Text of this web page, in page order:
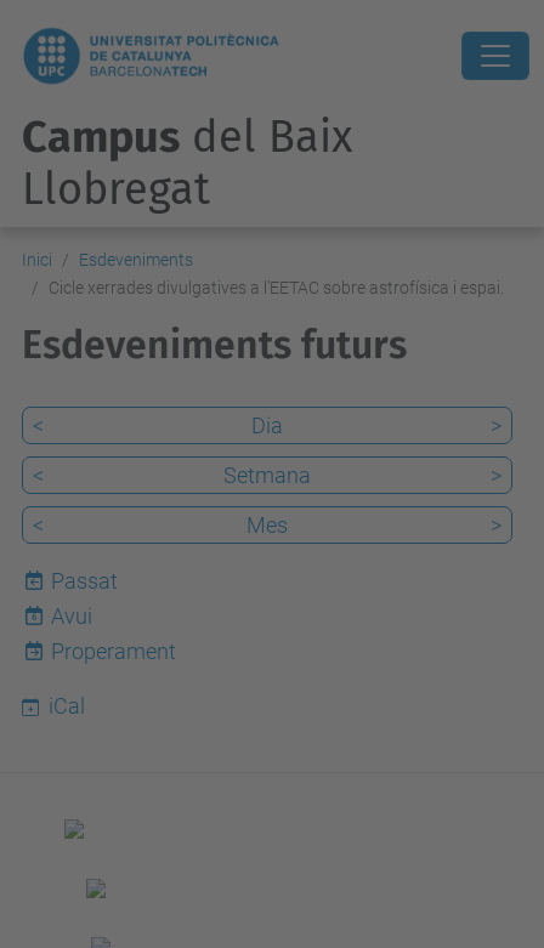
Campus del Baix
Llobregat
Inici
Esdeveniments
Cicle xerrades divulgatives a l'EETAC sobre astrofísica i espai.
Esdeveniments futurs
< Dia
>
<
Setmana
>
<
Mes >
Passat
6
Avui
Properament
iCal